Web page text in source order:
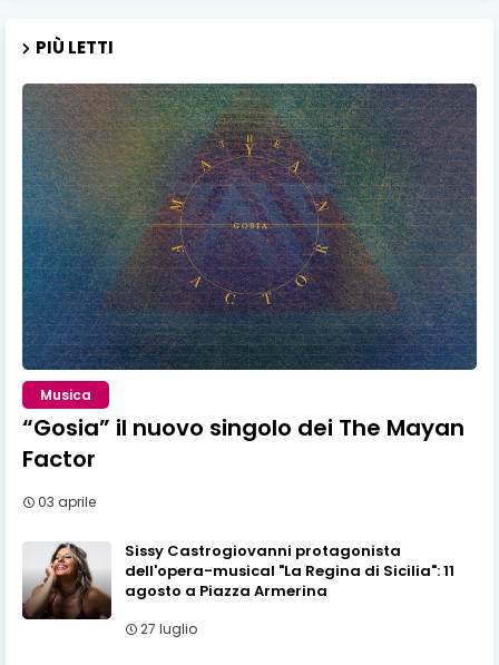
PIÙ LETTI
Musica
“Gosia” il nuovo singolo dei The Mayan
Factor
03 aprile
Sissy Castrogiovanni protagonista
dell'opera-musical "La Regina di Sicilia": 11
agosto a Piazza Armerina
27 luglio